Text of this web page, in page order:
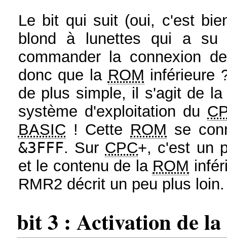
Le bit qui suit (oui, c'est
blond à lunettes qui a su
commander la connexion
donc que la ROM inférieure
de plus simple, il s'agit de
système d'exploitation du
BASIC ! Cette ROM se
&3FFF. Sur CPC+, c'est un
et le contenu de la ROM
RMR2 décrit un peu plus loin.
bit 3 : Activation de